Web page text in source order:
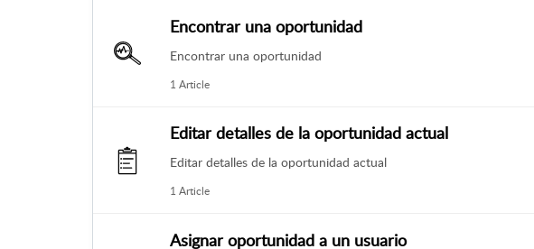
Encontrar una oportunidad
Encontrar una oportunidad
1 Article
Editar detalles de la oportunidad actual
Editar detalles de la oportunidad actual
1 Article
Asignar oportunidad a un usuario